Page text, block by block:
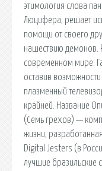
этимология слова
Люцифера, решает
помощи от своего
нашествию демонов.
современном мире.
оставив
плазменный
крайней. Название
(Семь грехов) —
жизни,
Digital Jesters (в
лучшие бразильские